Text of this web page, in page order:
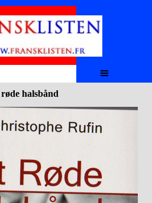
halsbånd